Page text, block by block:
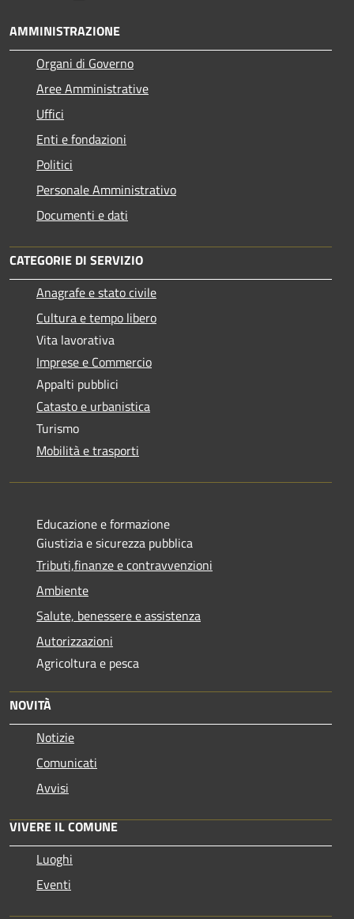
AMMINISTRAZIONE
Organi di Governo
Aree Amministrative
Uffici
Enti e fondazioni
Politici
Personale Amministrativo
Documenti e dati
CATEGORIE DI SERVIZIO
Anagrafe e stato civile
Cultura e tempo libero
Vita lavorativa
Imprese e Commercio
Appalti pubblici
Catasto e urbanistica
Turismo
Mobilità e trasporti
Educazione e formazione
Giustizia e sicurezza pubblica
Tributi,finanze e contravvenzioni
Ambiente
Salute, benessere e assistenza
Autorizzazioni
Agricoltura e pesca
NOVITÀ
Notizie
Comunicati
Avvisi
VIVERE IL COMUNE
Luoghi
Eventi